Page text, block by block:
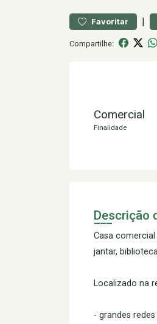
Favoritar |
Compartilhe:
Comercial
Finalidade
Descrição
Casa
jantar,
Localizado na
- grandes